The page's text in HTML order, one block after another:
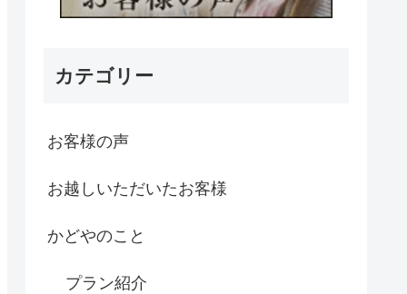
カテゴリー
お客様の声
お越しいただいたお客様
かどやのこと
プラン紹介